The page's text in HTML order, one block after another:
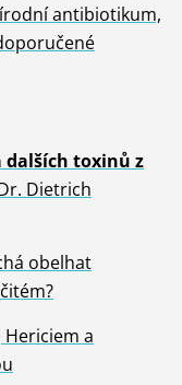
antibiotikum,
toxinů z
Dietrich
obelhat
a